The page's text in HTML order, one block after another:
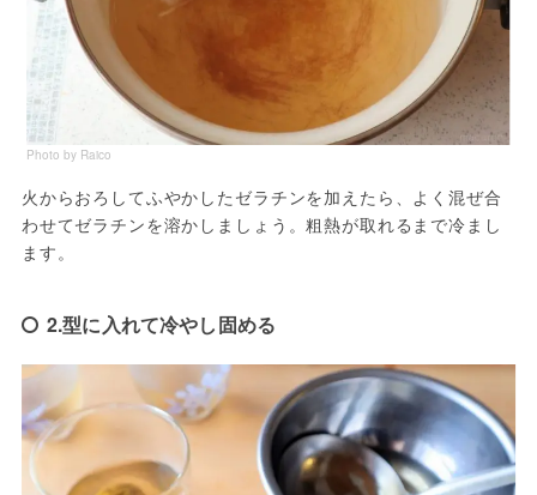
Photo by Raico
火からおろしてふやかしたゼラチンを加えたら、よく混ぜ合
わせてゼラチンを溶かしましょう。粗熱が取れるまで冷まし
ます。
2.型に入れて冷やし固める